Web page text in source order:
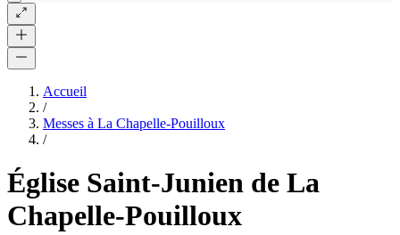
Accueil
/
Messes à La Chapelle-Pouilloux
/
Église Saint-Junien de La
Chapelle-Pouilloux